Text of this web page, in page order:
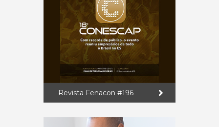
Revista Fenacon #196